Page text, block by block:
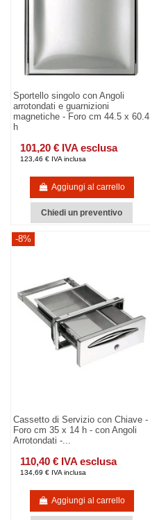
Sportello singolo con Angoli
arrotondati e guarnizioni
magnetiche - Foro cm 44.5 x 60.4
h
101,20 € IVA esclusa
123,46 € IVA inclusa
Aggiungi al carrello
Chiedi un preventivo
-8%
Cassetto di Servizio con Chiave -
Foro cm 35 x 14 h - con Angoli
Arrotondati -...
110,40 € IVA esclusa
134,69 € IVA inclusa
Aggiungi al carrello